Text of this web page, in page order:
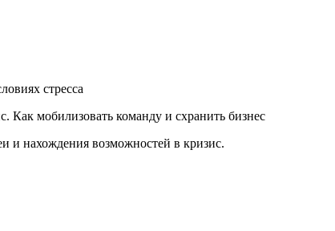
стресса
Как мобилизовать команду и схранить бизнес
и нахождения возможностей в кризис.